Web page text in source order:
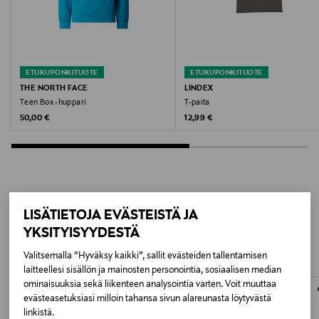
LISÄTIETOJA EVÄSTEISTÄ JA
YKSITYISYYDESTÄ
Valitsemalla “Hyväksy kaikki”, sallit evästeiden tallentamisen
laitteellesi sisällön ja mainosten personointia, sosiaalisen median
ominaisuuksia sekä liikenteen analysointia varten. Voit muuttaa
evästeasetuksiasi milloin tahansa sivun alareunasta löytyvästä
linkistä.
NF0A8EFND3P1
Valmistaja
DK-3150, Denmark
Digitaalinen osoite
https://www.thenorthface.eu/en-fi/help-
section/contact-us
ETUKUPONKITUOTE
THE NORTH FACE
Teen Box -huppari
Original Price
50,00 €
ETUKUPONKITUOTE
LINDEX
T-paita
Original Price
12,99 €
LISÄÄ KIINNOSTAVIA
TUOTTEITA